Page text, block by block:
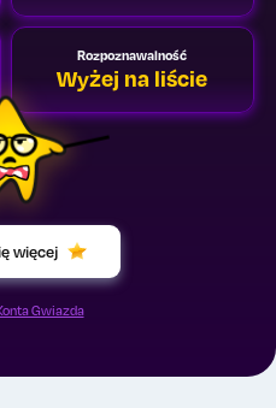
Rozpoznawalność
Wyżej na liście
więcej
Gwiazda